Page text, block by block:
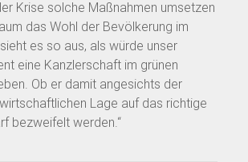
Krise solche Maßnahmen umsetzen
das Wohl der Bevölkerung im
es so aus, als würde unser
eine Kanzlerschaft im grünen
Ob er damit angesichts der
Lage auf das richtige
bezweifelt werden.“